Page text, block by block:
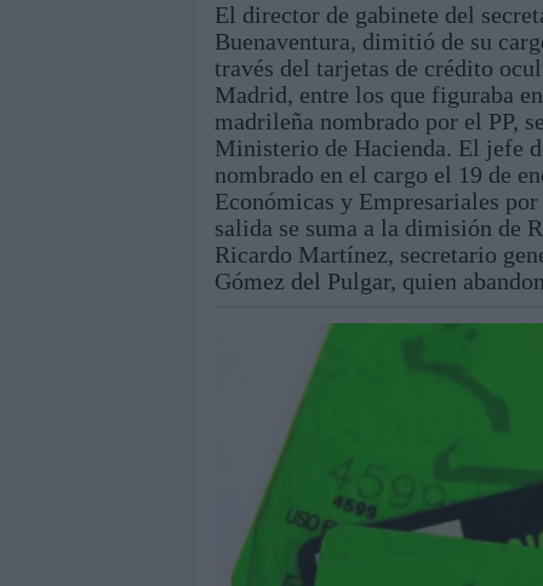
El director de gabinete del
Buenaventura, dimitió de su
través del tarjetas de crédito
Madrid, entre los que figuraba
madrileña nombrado por el PP,
Ministerio de Hacienda. El jefe
nombrado en el cargo el 19 de
Económicas y Empresariales
salida se suma a la dimisión de
Ricardo Martínez, secretario
Gómez del Pulgar, quien